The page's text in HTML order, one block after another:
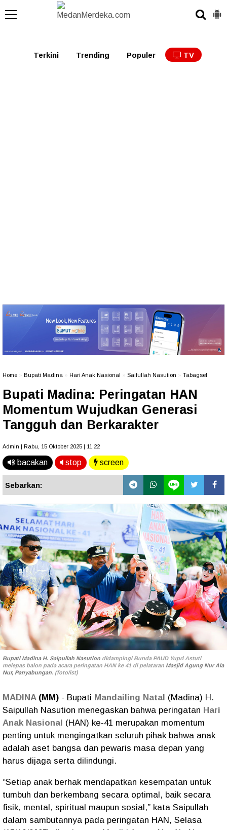
Tabagsel
Terkini Trending Populer TV
Home Bupati Madina Hari Anak Nasional Saifullah Nasution Tabagsel
Bupati Madina: Peringatan HAN
Momentum Wujudkan Generasi
Tangguh dan Berkarakter
Admin | Rabu, 15 Oktober 2025 | 11.22
bacakan stop screen
Sebarkan:
Bupati Madina H. Saipullah Nasution didampingi Bunda PAUD Yupri Astuti
melepas balon pada acara peringatan HAN ke 41 di pelataran Masjid Agung Nur Ala
Nur, Panyabungan. (foto/ist)
MADINA(MM) - Bupati Mandailing Natal (Madina) H.
Saipullah Nasution menegaskan bahwa peringatan Hari
Anak Nasional (HAN) ke-41 merupakan momentum
penting untuk mengingatkan seluruh pihak bahwa anak
adalah aset bangsa dan pewaris masa depan yang
harus dijaga serta dilindungi.
“Setiap anak berhak mendapatkan kesempatan untuk
tumbuh dan berkembang secara optimal, baik secara
fisik, mental, spiritual maupun sosial,” kata Saipullah
dalam sambutannya pada peringatan HAN, Selasa